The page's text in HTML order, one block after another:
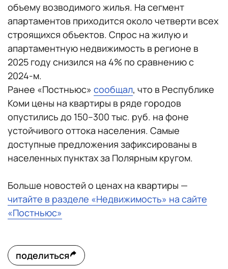
объему возводимого жилья. На сегмент
апартаментов приходится около четверти всех
строящихся объектов. Спрос на жилую и
апартаментную недвижимость в регионе в
2025 году снизился на 4% по сравнению с
2024-м.
Ранее «Постньюс» сообщал, что в Республике
Коми цены на квартиры в ряде городов
опустились до 150–300 тыс. руб. на фоне
устойчивого оттока населения. Самые
доступные предложения зафиксированы в
населенных пунктах за Полярным кругом.
Больше новостей о ценах на квартиры —
читайте в разделе «Недвижимость» на сайте
«Постньюс»
поделиться